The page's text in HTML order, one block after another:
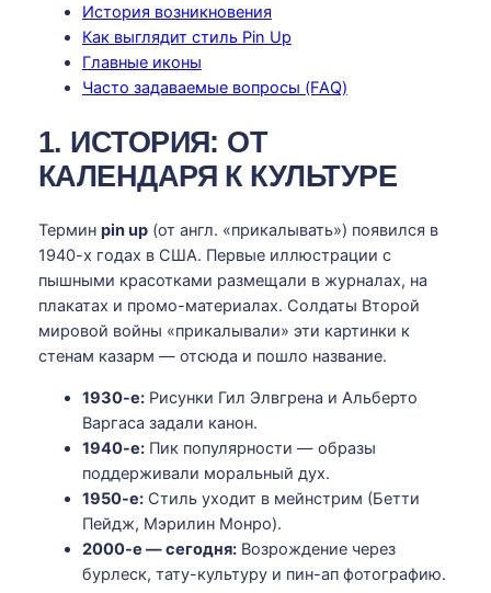
История возникновения
Как выглядит стиль Pin Up
Главные иконы
Часто задаваемые вопросы (FAQ)
1. ИСТОРИЯ: ОТ
КАЛЕНДАРЯ К КУЛЬТУРЕ
Термин pin up(от англ. «прикалывать») появился в
1940-х годах в США. Первые иллюстрации с
пышными красотками размещали в журналах, на
плакатах и промо-материалах. Солдаты Второй
мировой войны «прикалывали» эти картинки к
стенам казарм — отсюда и пошло название.
1930-е:Рисунки Гил Элвгрена и Альберто
Варгаса задали канон.
1940-е:Пик популярности — образы
поддерживали моральный дух.
1950-е:Стиль уходит в мейнстрим (Бетти
Пейдж, Мэрилин Монро).
2000-е — сегодня:Возрождение через
бурлеск, тату-культуру и пин-ап фотографию.